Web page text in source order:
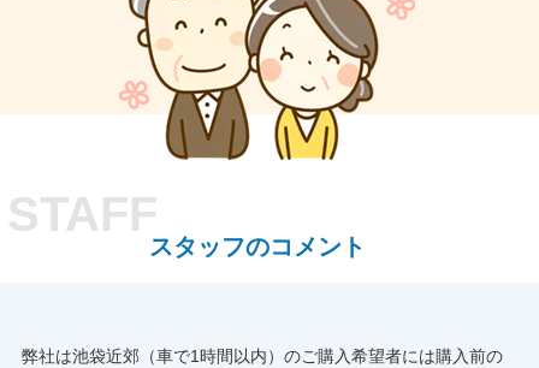
スタッフのコメント
弊社は池袋近郊（車で1時間以内）のご購入希望者には購入前の